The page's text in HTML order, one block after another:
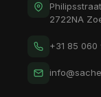
2722NA
+31 85 060